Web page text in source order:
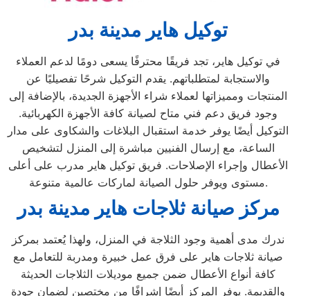
توكيل هاير مدينة بدر
في توكيل هاير، تجد فريقًا محترفًا يسعى دومًا لدعم العملاء
والاستجابة لمتطلباتهم. يقدم التوكيل شرحًا تفصيليًا عن
المنتجات ومميزاتها لعملاء شراء الأجهزة الجديدة، بالإضافة إلى
وجود فريق دعم فني متاح لصيانة كافة الأجهزة الكهربائية.
التوكيل أيضًا يوفر خدمة استقبال البلاغات والشكاوى على مدار
الساعة، مع إرسال الفنيين مباشرة إلى المنزل لتشخيص
الأعطال وإجراء الإصلاحات. فريق توكيل هاير مدرب على أعلى
مستوى ويوفر حلول الصيانة لماركات عالمية متنوعة.
مركز صيانة ثلاجات هاير مدينة بدر
ندرك مدى أهمية وجود الثلاجة في المنزل، ولهذا يُعتمد بمركز
صيانة ثلاجات هاير على فرق عمل خبيرة ومدربة للتعامل مع
كافة أنواع الأعطال ضمن جميع موديلات الثلاجات الحديثة
والقديمة. يوفر المركز أيضًا إشرافًا من مختصين لضمان جودة